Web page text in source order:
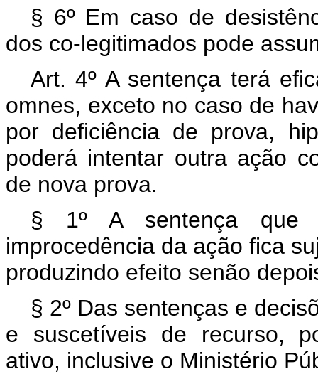
§ 6º Em caso de
dos co-legitimados pode
Art. 4º A sentença terá
omnes, exceto no caso de
por deficiência de prova,
poderá intentar outra ação
de nova prova.
§ 1º A sentença que
improcedência da ação fica
produzindo efeito senão
§ 2º Das sentenças e
e suscetíveis de recurso,
ativo, inclusive o Ministério